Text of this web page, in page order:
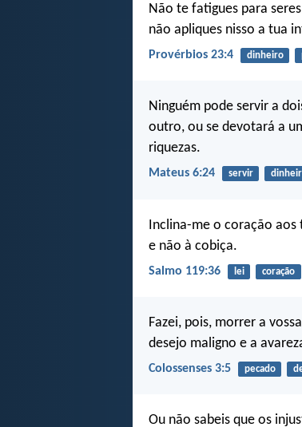
Não te fatigues para
não apliques nisso a tua
Provérbios 23:4 dinheiro
Ninguém pode servir a
outro, ou se devotará a
riquezas.
Mateus 6:24 servir
Inclina-me o coração
e não à cobiça.
Salmo 119:36 lei coração
Fazei, pois, morrer a
desejo maligno e a
Colossenses 3:5 pecado
Ou não sabeis que os